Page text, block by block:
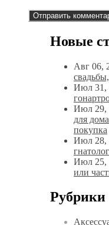
Новые
Авг 06,
Июл 31,
Июл 29,
для
покупка
Июл 28,
Июл 25,
или
Рубрики